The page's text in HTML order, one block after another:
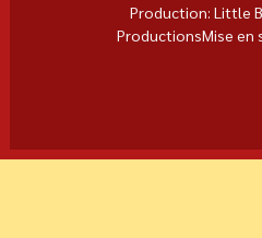
Production: Little
ProductionsMise en